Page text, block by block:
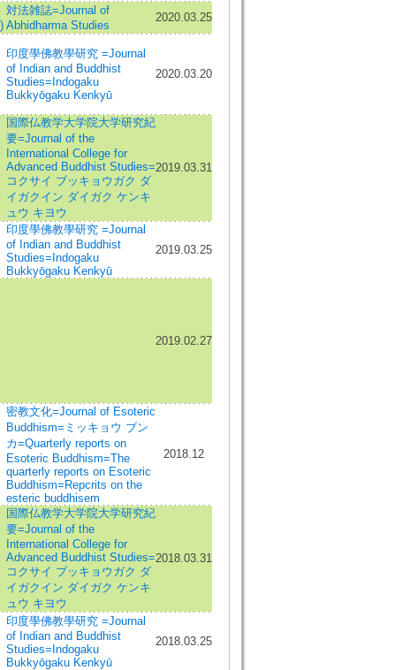
対法雑誌=Journal of
Abhidharma Studies
2020.03.25
印度學佛教學研究 =Journal
of Indian and Buddhist
Studies=Indogaku
Bukkyōgaku Kenkyū
2020.03.20
国際仏教学大学院大学研究紀
要=Journal of the
International College for
Advanced Buddhist Studies=
コクサイ ブッキョウガク ダ
イガクイン ダイガク ケンキ
ュウ キヨウ
2019.03.31
印度學佛教學研究 =Journal
of Indian and Buddhist
Studies=Indogaku
Bukkyōgaku Kenkyū
2019.03.25
2019.02.27
密教文化=Journal of Esoteric
Buddhism=ミッキョウ ブン
カ=Quarterly reports on
Esoteric Buddhism=The
quarterly reports on Esoteric
Buddhism=Repcrits on the
esteric buddhisem
2018.12
国際仏教学大学院大学研究紀
要=Journal of the
International College for
Advanced Buddhist Studies=
コクサイ ブッキョウガク ダ
イガクイン ダイガク ケンキ
ュウ キヨウ
2018.03.31
印度學佛教學研究 =Journal
of Indian and Buddhist
Studies=Indogaku
Bukkyōgaku Kenkyū
2018.03.25